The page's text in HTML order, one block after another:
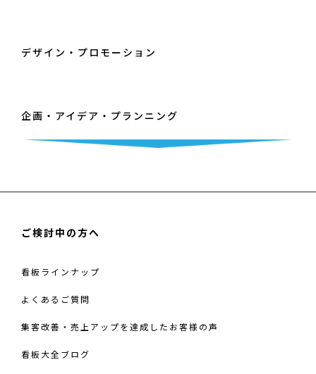
デザイン・プロモーション
企画・アイデア・プランニング
ご検討中の方へ
看板ラインナップ
よくあるご質問
集客改善・売上アップを達成したお客様の声
看板大全ブログ